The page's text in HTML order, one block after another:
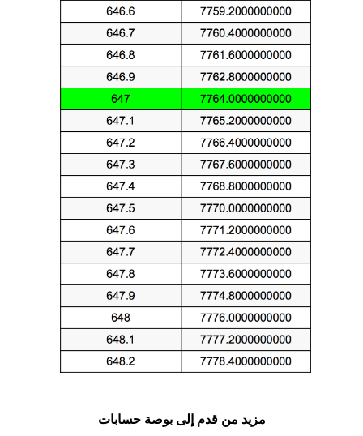
مزيد من قدم إلى بوصة حسابات